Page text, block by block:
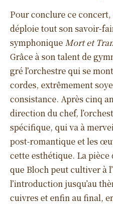
Pour conclure ce concert,
déploie tout son savoir-
symphonique Mort et
Grâce à son talent de
gré l’orchestre qui se
cordes, extrêmement
consistance. Après cinq
direction du chef,
spécifique, qui va à
post-romantique et les
cette esthétique. La pièce
que Bloch peut cultiver à
l’introduction jusqu’au
cuivres et enfin au final,